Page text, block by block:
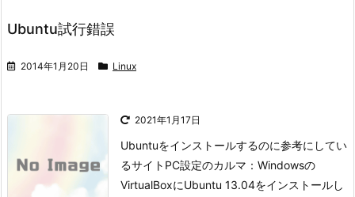
Ubuntu試行錯誤
2014年1月20日 Linux
2021年1月17日
Ubuntuをインストールするのに参考にしてい
るサイト PC設定のカルマ： Windowsの
VirtualBoxにUbuntu 13.04をインストールし